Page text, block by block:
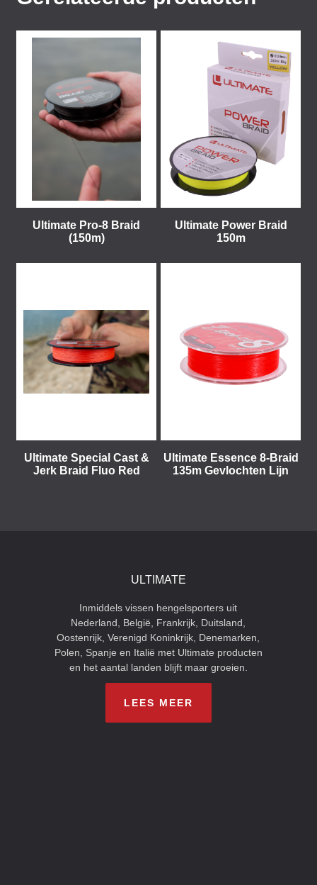
Ultimate Pro-8 Braid
(150m)
Ultimate Power Braid
150m
Ultimate Special Cast &
Jerk Braid Fluo Red
Ultimate Essence 8-Braid
135m Gevlochten Lijn
ULTIMATE
Inmiddels vissen hengelsporters uit
Nederland, België, Frankrijk, Duitsland,
Oostenrijk, Verenigd Koninkrijk, Denemarken,
Polen, Spanje en Italië met Ultimate producten
en het aantal landen blijft maar groeien.
LEES MEER